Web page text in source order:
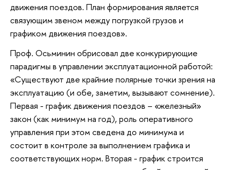
движения поездов. План формирования является
связующим звеном между погрузкой грузов и
графиком движения поездов».
Проф. Осьминин обрисовал две конкурирующие
парадигмы в управлении эксплуатационной работой:
«Существуют две крайние полярные точки зрения на
эксплуатацию (и обе, заметим, вызывают сомнение).
Первая - график движения поездов – «железный»
закон (как минимум на год), роль оперативного
управления при этом сведена до минимума и
состоит в контроле за выполнением графика и
соответствующих норм. Вторая - график строится